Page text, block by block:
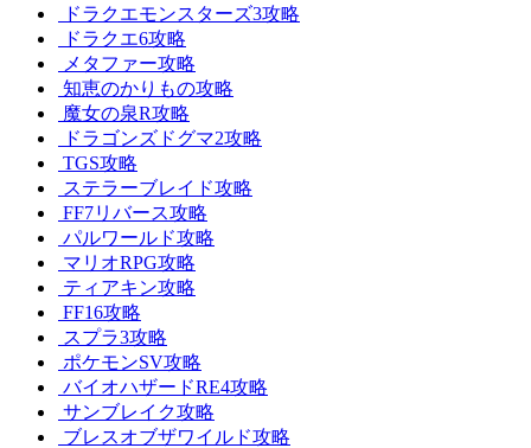
ドラクエモンスターズ3攻略
ドラクエ6攻略
メタファー攻略
知恵のかりもの攻略
魔女の泉R攻略
ドラゴンズドグマ2攻略
TGS攻略
ステラーブレイド攻略
FF7リバース攻略
パルワールド攻略
マリオRPG攻略
ティアキン攻略
FF16攻略
スプラ3攻略
ポケモンSV攻略
バイオハザードRE4攻略
サンブレイク攻略
ブレスオブザワイルド攻略